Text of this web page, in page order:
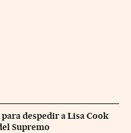
despedir a Lisa Cook
Supremo